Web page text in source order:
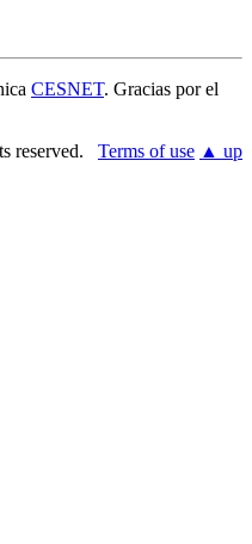
CESNET. Gracias por el
reserved. Terms of use ▲ up